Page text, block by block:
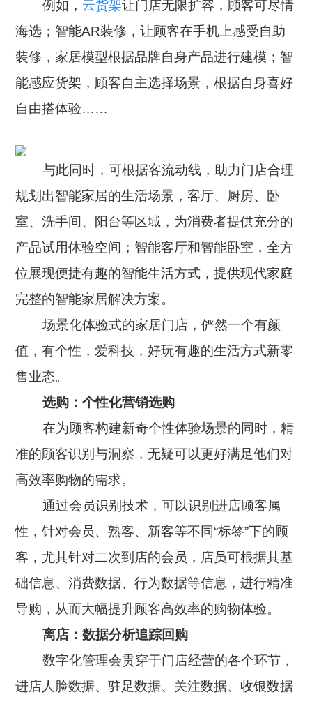
例如， 云货架让门店无限扩容，顾客可尽情
海选；智能AR装修，让顾客在手机上感受自助
装修，家居模型根据品牌自身产品进行建模；智
能感应货架，顾客自主选择场景，根据自身喜好
自由搭体验……
与此同时，可根据客流动线，助力门店合理
规划出智能家居的生活场景，客厅、厨房、卧
室、洗手间、阳台等区域，为消费者提供充分的
产品试用体验空间；智能客厅和智能卧室，全方
位展现便捷有趣的智能生活方式，提供现代家庭
完整的智能家居解决方案。
场景化体验式的家居门店，俨然一个有颜
值，有个性，爱科技，好玩有趣的生活方式新零
售业态。
选购：个性化营销选购
在为顾客构建新奇个性体验场景的同时，精
准的顾客识别与洞察，无疑可以更好满足他们对
高效率购物的需求。
通过会员识别技术，可以识别进店顾客属
性，针对会员、熟客、新客等不同“标签”下的顾
客，尤其针对二次到店的会员，店员可根据其基
础信息、消费数据、行为数据等信息，进行精准
导购，从而大幅提升顾客高效率的购物体验。
离店：数据分析追踪回购
数字化管理会贯穿于门店经营的各个环节，
进店人脸数据、驻足数据、关注数据、收银数据